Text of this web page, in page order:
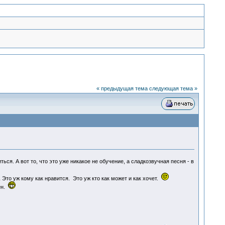
« предыдущая тема следующая тема »
А вот то, что это уже никакое не обучение, а сладкозвучная песня - в
уж кому как нравится. Это уж кто как может и как хочет.